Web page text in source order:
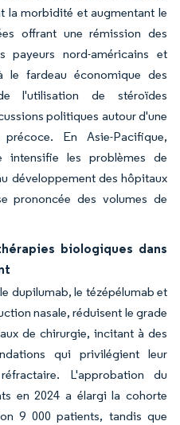
la morbidité et augmentant le
offrant une rémission des
payeurs nord-américains et
le fardeau économique des
l'utilisation de stéroïdes
politiques autour d'une
En Asie-Pacifique,
intensifie les problèmes de
développement des hôpitaux
prononcée des volumes de
biologiques dans
dupilumab, le tézépélumab et
nasale, réduisent le grade
de chirurgie, incitant à des
qui privilégient leur
L'approbation du
en 2024 a élargi la cohorte
9 000 patients, tandis que